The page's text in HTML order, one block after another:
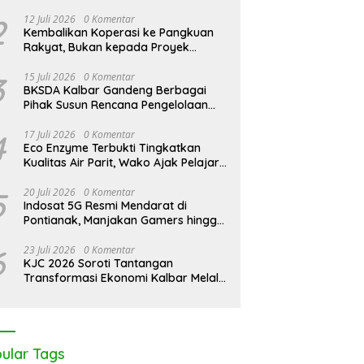
12 Juli 2026 0 Komentar
Kembalikan Koperasi ke Pangkuan
Rakyat, Bukan kepada Proyek
15 Juli 2026 0 Komentar
BKSDA Kalbar Gandeng Berbagai
Pihak Susun Rencana Pengelolaan
Karimata 2027-2036
17 Juli 2026 0 Komentar
Eco Enzyme Terbukti Tingkatkan
Kualitas Air Parit, Wako Ajak Pelajar
20 Juli 2026 0 Komentar
Indosat 5G Resmi Mendarat di
Pontianak, Manjakan Gamers hingga
23 Juli 2026 0 Komentar
KJC 2026 Soroti Tantangan
Transformasi Ekonomi Kalbar Melalui
Tags